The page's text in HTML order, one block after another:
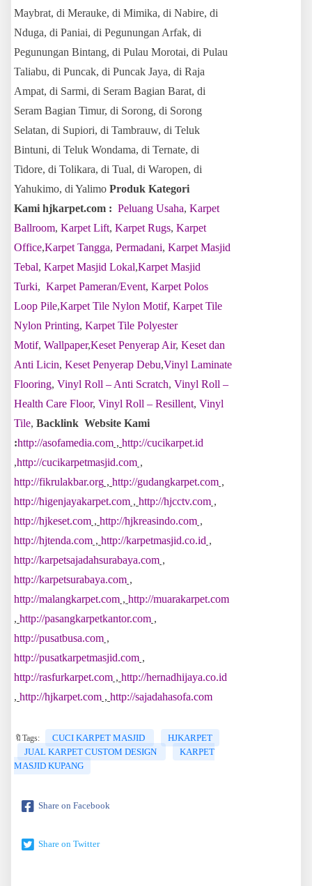
Maybrat, di Merauke, di Mimika, di Nabire, di
Nduga, di Paniai, di Pegunungan Arfak, di
Pegunungan Bintang, di Pulau Morotai, di Pulau
Taliabu, di Puncak, di Puncak Jaya, di Raja
Ampat, di Sarmi, di Seram Bagian Barat, di
Seram Bagian Timur, di Sorong, di Sorong
Selatan, di Supiori, di Tambrauw, di Teluk
Bintuni, di Teluk Wondama, di Ternate, di
Tidore, di Tolikara, di Tual, di Waropen, di
Yahukimo, di Yalimo Produk Kategori
Kami hjkarpet.com : Peluang Usaha, Karpet
Ballroom, Karpet Lift, Karpet Rugs, Karpet
Office,Karpet Tangga, Permadani, Karpet Masjid
Tebal, Karpet Masjid Lokal,Karpet Masjid
Turki, Karpet Pameran/Event, Karpet Polos
Loop Pile,Karpet Tile Nylon Motif, Karpet Tile
Nylon Printing, Karpet Tile Polyester
Motif, Wallpaper,Keset Penyerap Air, Keset dan
Anti Licin, Keset Penyerap Debu,Vinyl Laminate
Flooring, Vinyl Roll – Anti Scratch, Vinyl Roll –
Health Care Floor, Vinyl Roll – Resillent, Vinyl
Tile, Backlink Website Kami
:http://asofamedia.com , http://cucikarpet.id
,http://cucikarpetmasjid.com ,
http://fikrulakbar.org , http://gudangkarpet.com ,
http://higenjayakarpet.com , http://hjcctv.com ,
http://hjkeset.com , http://hjkreasindo.com ,
http://hjtenda.com , http://karpetmasjid.co.id ,
http://karpetsajadahsurabaya.com ,
http://karpetsurabaya.com ,
http://malangkarpet.com , http://muarakarpet.com
, http://pasangkarpetkantor.com ,
http://pusatbusa.com ,
http://pusatkarpetmasjid.com ,
http://rasfurkarpet.com , http://hernadhijaya.co.id
, http://hjkarpet.com , http://sajadahasofa.com
🔖Tags: CUCI KARPET MASJID
HJKARPET
JUAL KARPET CUSTOM DESIGN
KARPET
MASJID KUPANG
Share on Facebook
Share on Twitter